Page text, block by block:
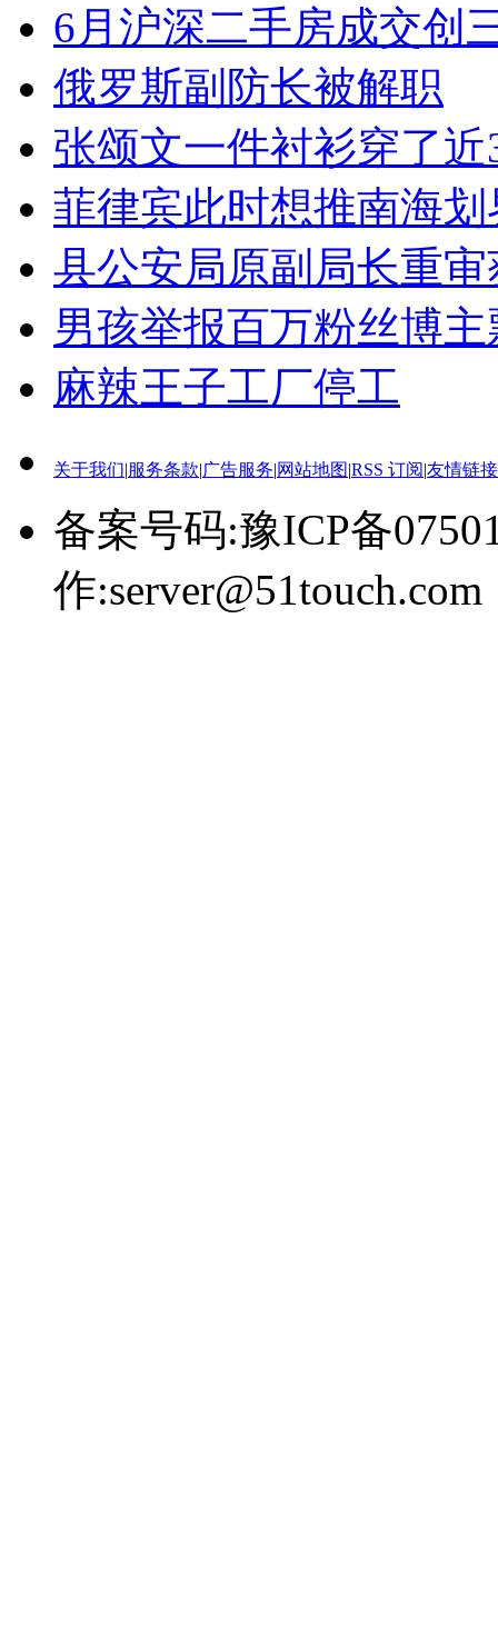
6月沪深二手房成交创
俄罗斯副防长被解职
张颂文一件衬衫穿了近
菲律宾此时想推南海
县公安局原副局长重
男孩举报百万粉丝博
麻辣王子工厂停工
关于我们|服务条款|广告服务|网站地图|RSS 订阅|友情链接
备案号码:豫ICP备
作:server@51touch.com